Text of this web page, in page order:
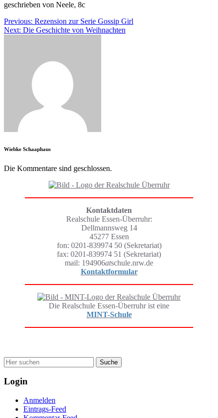
geschrieben von Neele, 8c
Beitragsnavigation
Previous: Rezension zur Serie Gossip Girl
Next: Die Geschichte von Weihnachten
Wiebke Schaaphaus
Die Kommentare sind geschlossen.
Kontaktdaten
Realschule Essen-Überruhr:
Dellmannsweg 14
45277 Essen
fon: 0201-839974 50 (Sekretariat)
fax: 0201-839974 51 (Sekretariat)
mail: 194906atschule.nrw.de
Kontaktformular
Die Realschule Essen-Überruhr ist eine
MINT-Schule
Login
Anmelden
Eintrags-Feed